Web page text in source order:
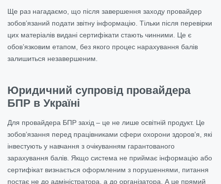
Ще раз нагадаємо, що після завершення заходу провайдер
зобов’язаний подати звітну інформацію. Тільки після перевірки
цих матеріалів видані сертифікати стають чинними. Це є
обов’язковим етапом, без якого процес нарахування балів
залишиться незавершеним.
Юридичний супровід провайдера
БПР в Україні
Для провайдера БПР захід – це не лише освітній продукт. Це
зобов’язання перед працівниками сфери охорони здоров’я, які
інвестують у навчання з очікуванням гарантованого
зарахування балів. Якщо система не приймає інформацію або
сертифікат визнається оформленим з порушеннями, питання
постає не до адміністратора, а до організатора. А це прямий